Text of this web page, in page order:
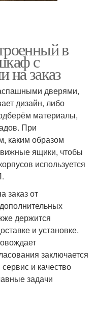
в
с
на заказ
дверями,
дизайн, либо
материалы,
При
каким образом
ящики, чтобы
используется
заказ от
держится
и установке.
заключается
и качество
задачи